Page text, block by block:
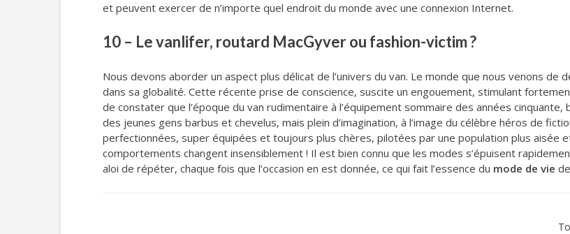
et peuvent exercer de n’importe quel endroit du monde avec une connexion Internet.
10 – Le vanlifer, routard MacGyver ou fashion-victim ?
Nous devons aborder un aspect plus délicat de l’univers du van. Le monde que nous venons de
dans sa globalité. Cette récente prise de conscience, suscite un engouement, stimulant
de constater que l’époque du van rudimentaire à l’équipement sommaire des années
des jeunes gens barbus et chevelus, mais plein d’imagination, à l’image du célèbre héros de
perfectionnées, super équipées et toujours plus chères, pilotées par une population plus aisée
comportements changent insensiblement ! Il est bien connu que les modes s’épuisent
aloi de répéter, chaque fois que l’occasion en est donnée, ce qui fait l’essence du mode de vie